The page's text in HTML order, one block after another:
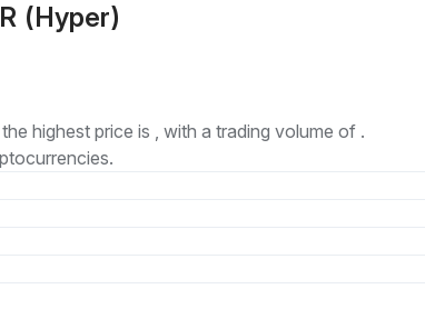
(Hyper)
highest price is , with a trading volume of .